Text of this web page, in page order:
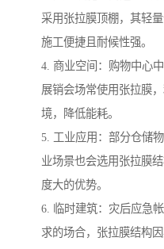
采用张拉膜顶棚，其轻
施工便捷且耐候性强。
4. 商业空间：购物中心
展销会场常使用张拉膜
境，降低能耗。
5. 工业应用：部分仓储
业场景也会选用张拉膜
度大的优势。
6. 临时建筑：灾后应急
求的场合，张拉膜结构